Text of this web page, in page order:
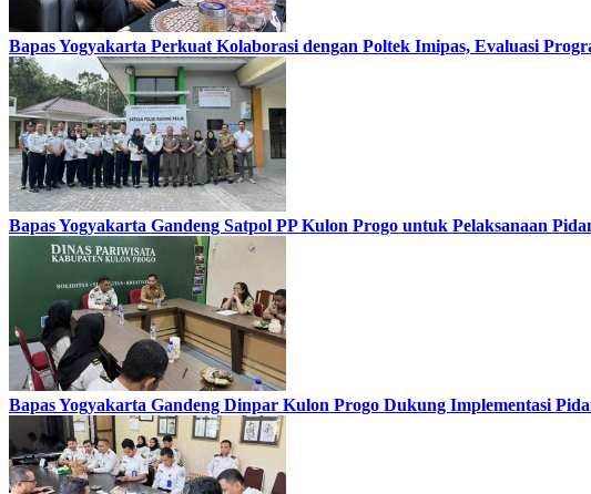
Bapas Yogyakarta Perkuat Kolaborasi dengan Poltek Imipas, Evaluasi
Bapas Yogyakarta Gandeng Satpol PP Kulon Progo untuk Pelaksanaan
Bapas Yogyakarta Gandeng Dinpar Kulon Progo Dukung Implementasi